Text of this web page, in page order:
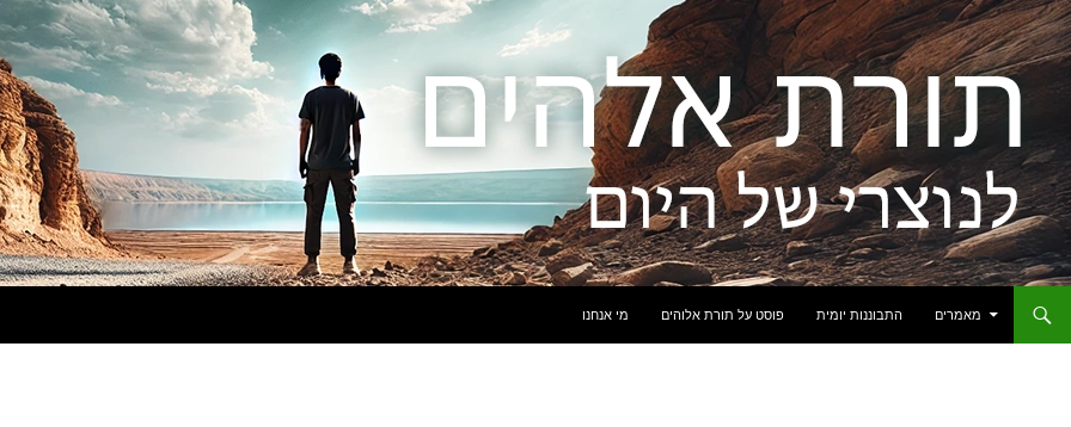
מאמרים
התבוננות יומית פוסט על תורת אלוהים מי אנחנו